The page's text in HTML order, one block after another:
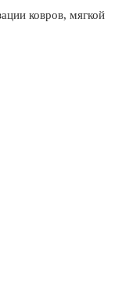
ковров, мягкой